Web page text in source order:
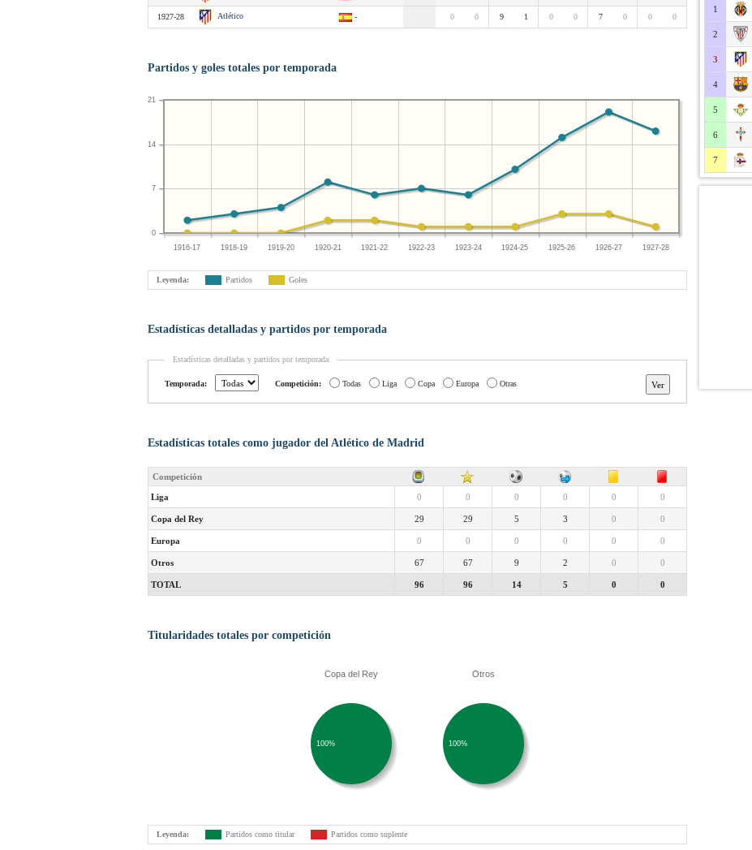
1927-28 Atlético - 0 0 9 1 0 0 7 0 0 0
Partidos y goles totales por temporada
1916-17 1918-19 1919-20 1920-21 1921-22 1922-23 1923-24 1924-25 1925-26 1926-27 1927-28
0
7
14
21
Leyenda: Partidos Goles
Estadísticas detalladas y partidos por temporada
Estadísticas detalladas y partidos por temporada
Temporada: Competición: Todas Liga Copa Europa Otras
Estadísticas totales como jugador del Atlético de Madrid
Competición
Liga 0 0 0 0 0 0
Copa del Rey 29 29 5 3 0 0
Europa 0 0 0 0 0 0
Otros 67 67 9 2 0 0
TOTAL 96 96 14 5 0 0
Titularidades totales por competición
Copa del Rey
100%
Otros
100%
Leyenda: Partidos como titular Partidos como suplente
1
2
3
4
5
6
7